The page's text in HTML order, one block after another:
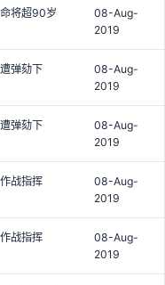
将超90岁
08-Aug-
2019
弹劾下
08-Aug-
2019
弹劾下
08-Aug-
2019
战指挥
08-Aug-
2019
战指挥
08-Aug-
2019